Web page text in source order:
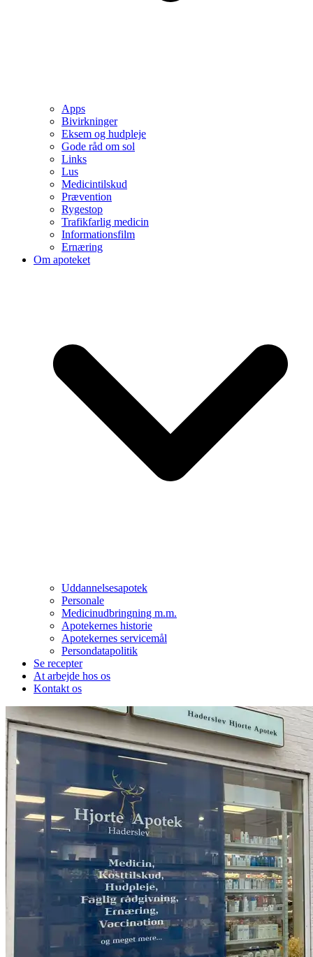
Apps
Bivirkninger
Eksem og hudpleje
Gode råd om sol
Links
Lus
Medicintilskud
Prævention
Rygestop
Trafikfarlig medicin
Informationsfilm
Ernæring
Om apoteket
Uddannelsesapotek
Personale
Medicinudbringning m.m.
Apotekernes historie
Apotekernes servicemål
Persondatapolitik
Se recepter
At arbejde hos os
Kontakt os